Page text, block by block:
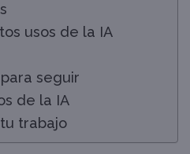
usos de la IA
seguir
de la IA
trabajo